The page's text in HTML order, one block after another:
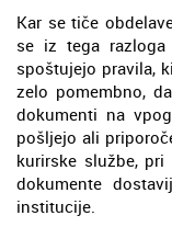
Kar se tiče
se iz tega razloga
spoštujejo pravila,
zelo pomembno,
dokumenti na
pošljejo ali
kurirske službe,
dokumente
institucije.